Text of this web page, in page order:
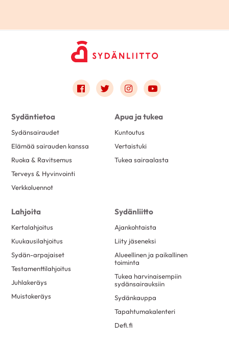
Link to facebook
Link to twitter
Link to instagram
Link to youtube
Sydäntietoa
Sydänsairaudet
Elämää sairauden kanssa
Ruoka & Ravitsemus
Terveys & Hyvinvointi
Verkkoluennot
Apua ja tukea
Kuntoutus
Vertaistuki
Tukea sairaalasta
Lahjoita
Kertalahjoitus
Kuukausilahjoitus
Sydän-arpajaiset
Testamenttilahjoitus
Juhlakeräys
Muistokeräys
Sydänliitto
Ajankohtaista
Liity jäseneksi
Alueellinen ja paikallinen
toiminta
Tukea harvinaisempiin
sydänsairauksiin
Sydänkauppa
Tapahtumakalenteri
Defi.fi